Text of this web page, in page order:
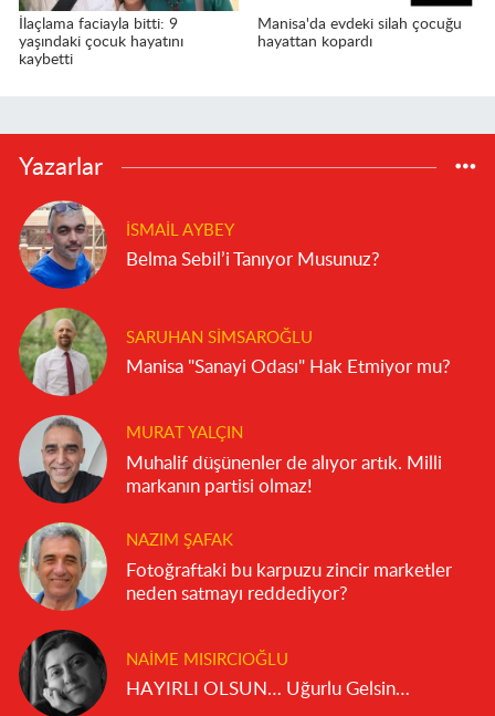
İlaçlama faciayla bitti: 9
yaşındaki çocuk hayatını
kaybetti
Manisa'da evdeki silah çocuğu
hayattan kopardı
Yazarlar
İSMAIL AYBEY
Belma Sebil’i Tanıyor Musunuz?
SARUHAN SIMSAROĞLU
Manisa "Sanayi Odası" Hak Etmiyor mu?
MURAT YALÇIN
Muhalif düşünenler de alıyor artık. Milli
markanın partisi olmaz!
NAZIM ŞAFAK
Fotoğraftaki bu karpuzu zincir marketler
neden satmayı reddediyor?
NAIME MISIRCIOĞLU
HAYIRLI OLSUN… Uğurlu Gelsin…